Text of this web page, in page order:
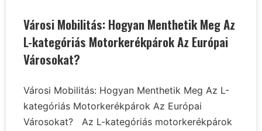
Városi Mobilitás: Hogyan Menthetik Meg Az
L-kategóriás Motorkerékpárok Az Európai
Városokat?
Városi Mobilitás: Hogyan Menthetik Meg Az L-
kategóriás Motorkerékpárok Az Európai
Városokat? Az L-kategóriás motorkerékpárok